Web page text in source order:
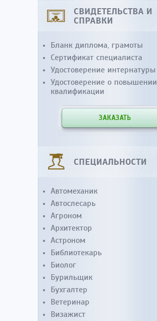
СВИДЕТЕЛЬСТВА И
СПРАВКИ
Бланк диплома, грамоты
Сертификат специалиста
Удостоверение интернатуры
Удостоверение о повышении
квалификации
ЗАКАЗАТЬ
СПЕЦИАЛЬНОСТИ
Автомеханик
Автослесарь
Агроном
Архитектор
Астроном
Библиотекарь
Биолог
Бурильщик
Бухгалтер
Ветеринар
Визажист